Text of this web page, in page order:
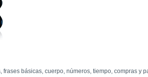
básicas, cuerpo, números, tiempo, compras y